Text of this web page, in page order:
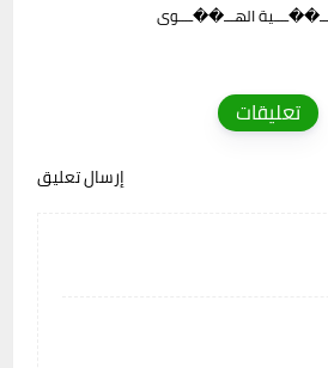
الهـــ��ــــوى
تعليقات
إرسال تعليق